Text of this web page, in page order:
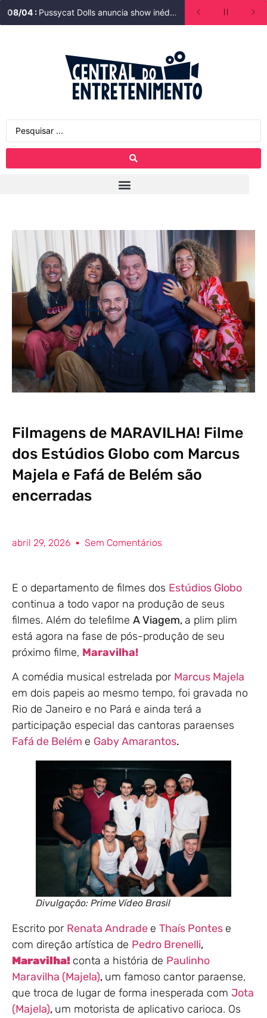
08/04 : Pussycat Dolls anuncia show inédito no Brasil!
Filmagens de MARAVILHA! Filme
dos Estúdios Globo com Marcus
Majela e Fafá de Belém são
encerradas
abril 29, 2026 Sem Comentários
E o departamento de filmes dos Estúdios Globo
continua a todo vapor na produção de seus
filmes. Além do telefilme A Viagem,a plim plim
está agora na fase de pós-produção de seu
próximo filme, Maravilha!
A comédia musical estrelada por Marcus Majela
em dois papeis ao mesmo tempo, foi gravada no
Rio de Janeiro e no Pará e ainda terá a
participação especial das cantoras paraenses
Fafá de Belém e Gaby Amarantos.
Divulgação: Prime Vídeo Brasil
Escrito por Renata Andrade e Thaís Pontes e
com direção artística de Pedro Brenelli,
Maravilha! conta a história de Paulinho
Maravilha (Majela), um famoso cantor paraense,
que troca de lugar de forma inesperada com Jota
(Majela), um motorista de aplicativo carioca. Os